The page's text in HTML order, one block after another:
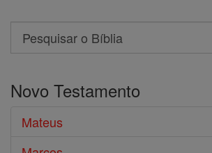
Search
Pesquisar
Bíblia
Novo Testamento
Mateus